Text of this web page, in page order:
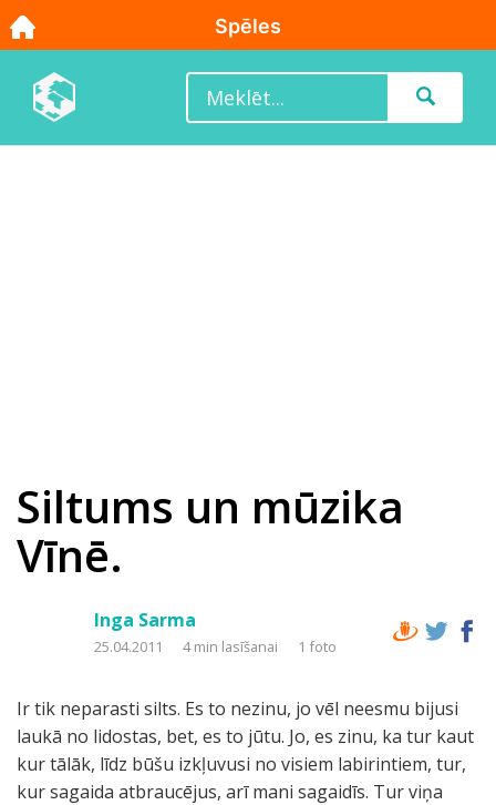
Siltums un mūzika
Vīnē.
Inga Sarma
25.04.2011 4 min lasīšanai 1 foto
Ir tik neparasti silts. Es to nezinu, jo vēl neesmu bijusi
laukā no lidostas, bet, es to jūtu. Jo, es zinu, ka tur kaut
kur tālāk, līdz būšu izkļuvusi no visiem labirintiem, tur,
kur sagaida atbraucējus, arī mani sagaidīs. Tur viņa